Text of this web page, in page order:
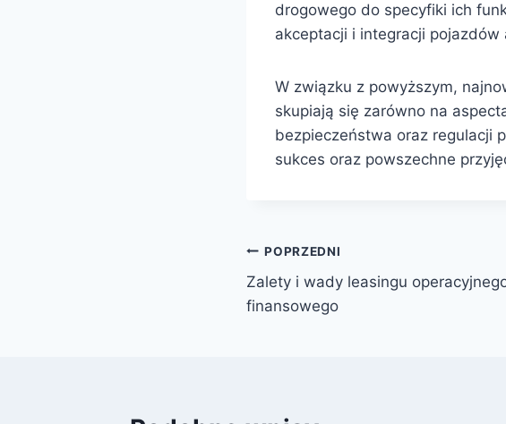
drogowego do specyfiki ich
akceptacji i integracji
W związku z powyższym,
skupiają się zarówno na
bezpieczeństwa oraz regulacji
sukces oraz powszechne
Nawigacja
wpisu
POPRZEDNI
Zalety i wady leasingu
finansowego